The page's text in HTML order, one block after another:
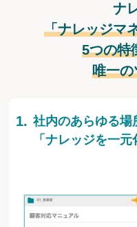
ナ
「ナレッジマ
5つの特
唯一の
社内のあらゆる場
「ナレッジを一